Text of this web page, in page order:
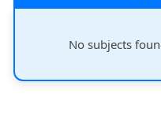
No subjects